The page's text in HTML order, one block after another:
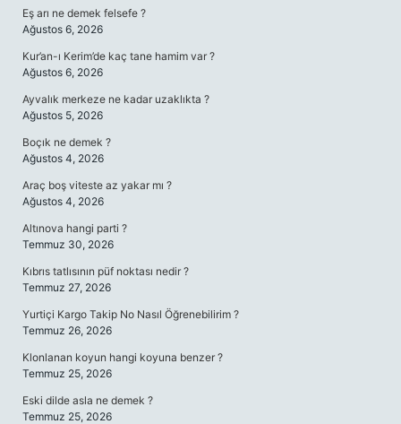
Eş arı ne demek felsefe ?
Ağustos 6, 2026
Kur’an-ı Kerim’de kaç tane hamim var ?
Ağustos 6, 2026
Ayvalık merkeze ne kadar uzaklıkta ?
Ağustos 5, 2026
Boçık ne demek ?
Ağustos 4, 2026
Araç boş viteste az yakar mı ?
Ağustos 4, 2026
Altınova hangi parti ?
Temmuz 30, 2026
Kıbrıs tatlısının püf noktası nedir ?
Temmuz 27, 2026
Yurtiçi Kargo Takip No Nasıl Öğrenebilirim ?
Temmuz 26, 2026
Klonlanan koyun hangi koyuna benzer ?
Temmuz 25, 2026
Eski dilde asla ne demek ?
Temmuz 25, 2026